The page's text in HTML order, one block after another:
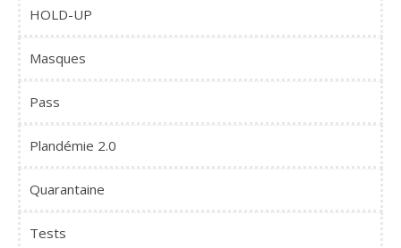
HOLD-UP
Masques
Pass
Plandémie 2.0
Quarantaine
Tests